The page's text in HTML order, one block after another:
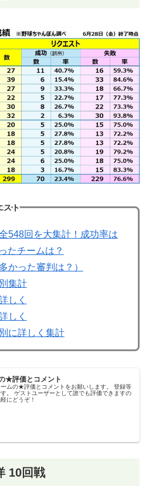
スト
548回を大集計！成功率は
たチームは？
かった審判は？）
集計
しく
しく
に詳しく集計
★評価とコメント
ムの★評価とコメントをお願いします。 登録等
。 ゲストユーザーとして誰でも評価できますの
にどうぞ！
10回戦